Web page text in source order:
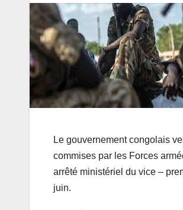
Le gouvernement congolais
commises par les Forces
arrêté ministériel du vice –
juin.